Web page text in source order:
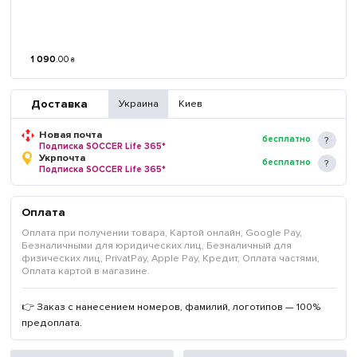
1 090. 00 ₴
Доставка Украина Киев
Новая почта
Подписка SOCCER Life 365*
бесплатно
Укрпочта
Подписка SOCCER Life 365*
бесплатно
Оплата
Оплата при получении товара, Картой онлайн, Google Pay,
Безналичными для юридических лиц, Безналичный для
физических лиц, PrivatPay, Apple Pay, Кредит, Оплата частями,
Оплата картой в магазине.
👉 Заказ с нанесением номеров, фамилий, логотипов — 100%
предоплата.